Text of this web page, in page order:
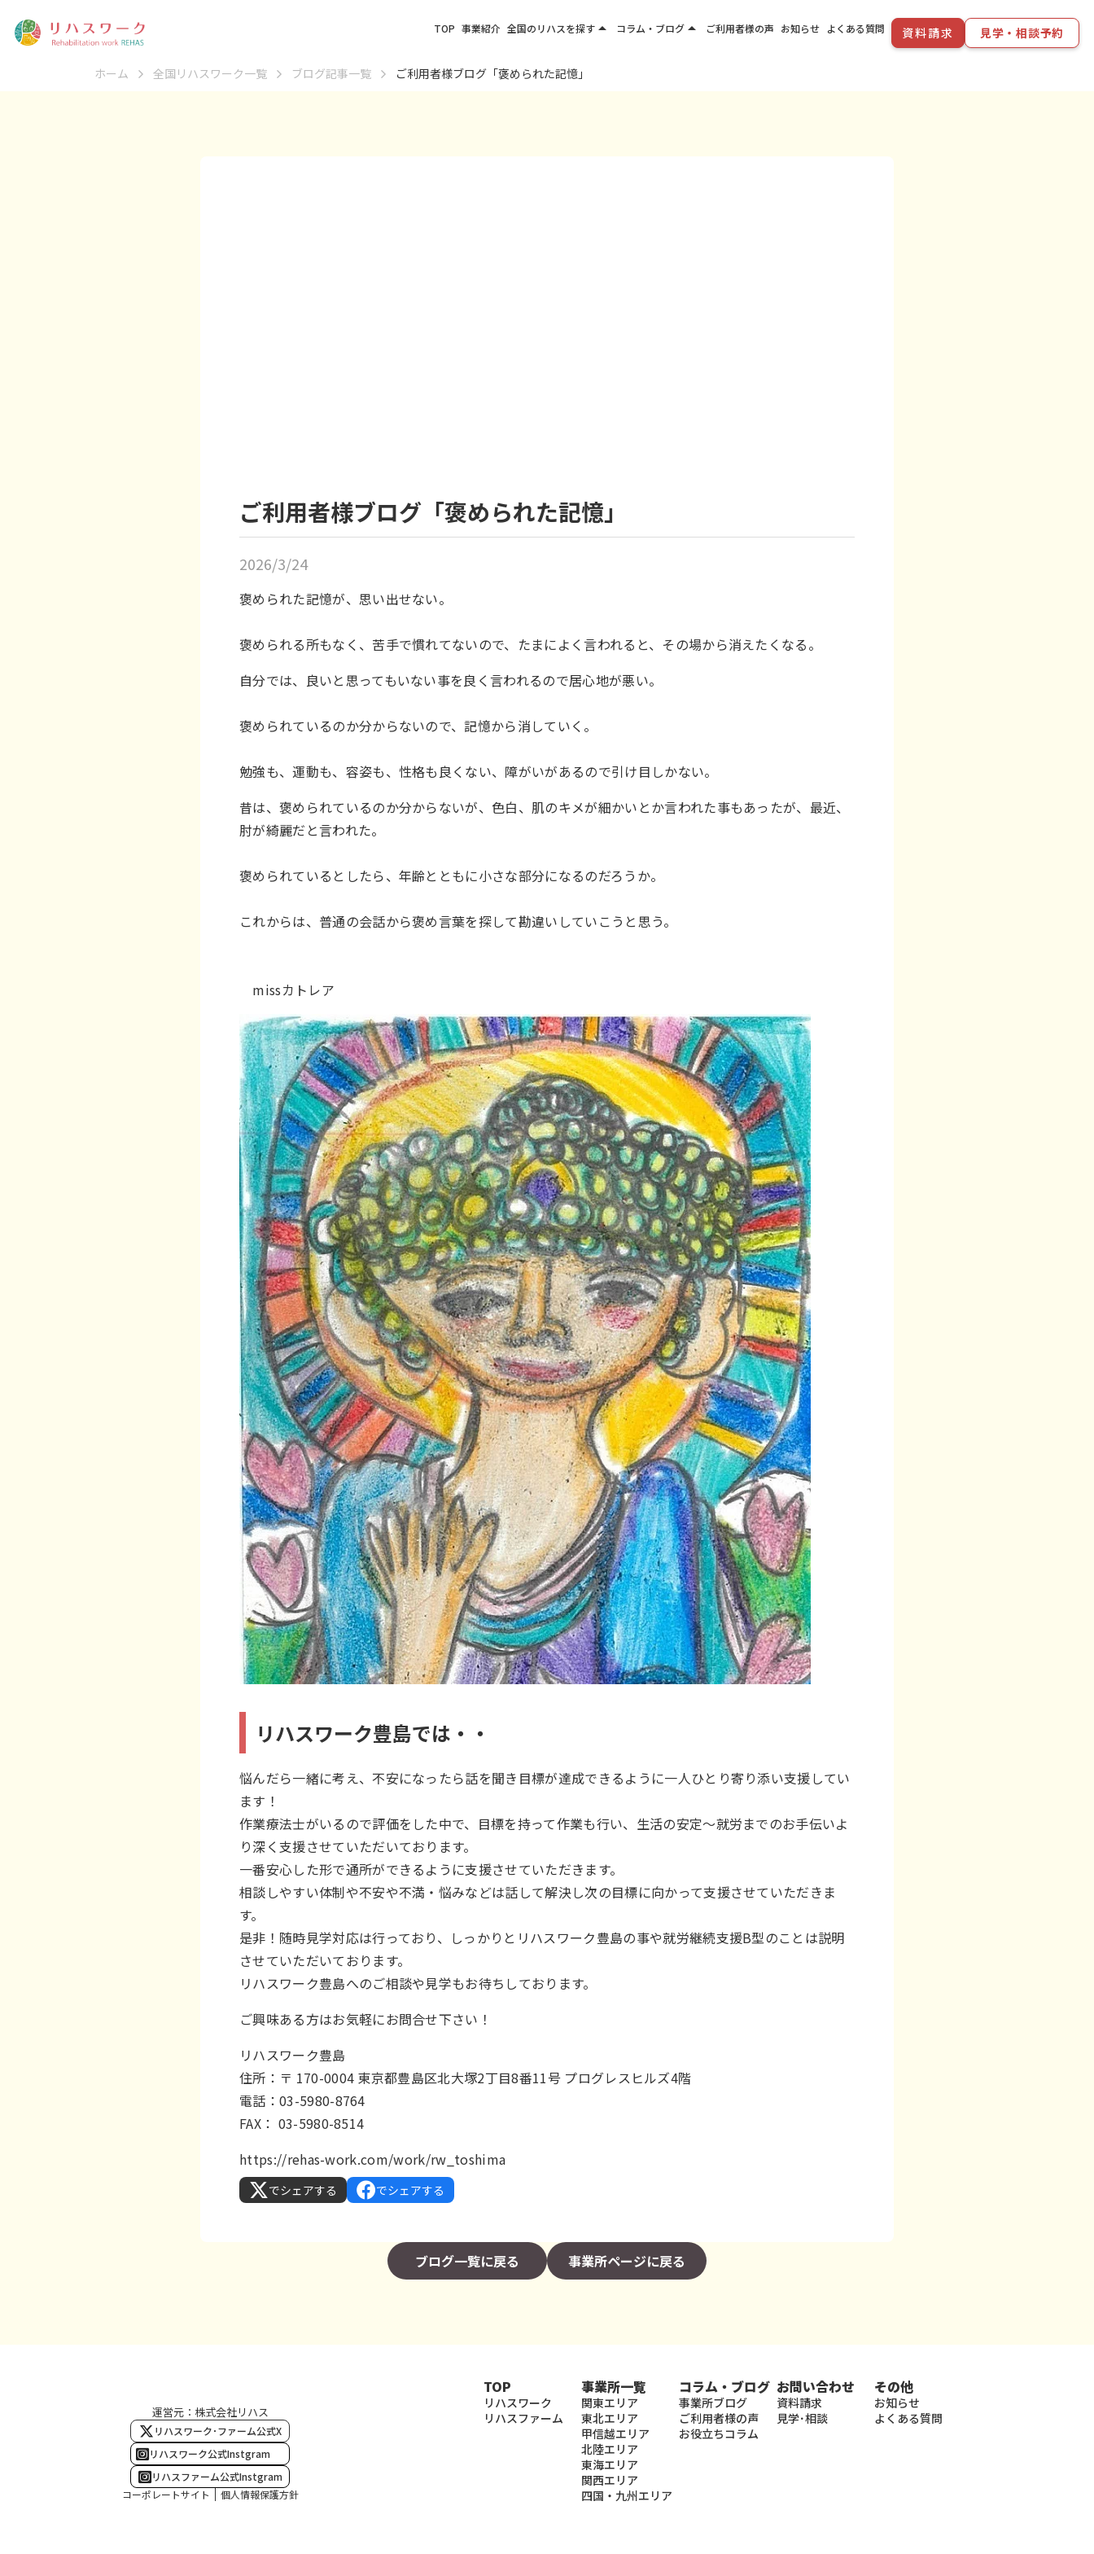
ホーム 全国リハスワーク一覧 ブログ記事一覧 ご利用者様ブログ「褒められた記憶」
ご利用者様ブログ「褒められた記憶」
2026/3/24
褒められた記憶が、思い出せない。
褒められる所もなく、苦手で慣れてないので、たまによく言われると、その場から消えたくなる。
自分では、良いと思ってもいない事を良く言われるので居心地が悪い。
褒められているのか分からないので、記憶から消していく。
勉強も、運動も、容姿も、性格も良くない、障がいがあるので引け目しかない。
昔は、褒められているのか分からないが、色白、肌のキメが細かいとか言われた事もあったが、最近、
肘が綺麗だと言われた。
褒められているとしたら、年齢とともに小さな部分になるのだろうか。
これからは、普通の会話から褒め言葉を探して勘違いしていこうと思う。
missカトレア
リハスワーク豊島では・・
悩んだら一緒に考え、不安になったら話を聞き目標が達成できるように一人ひとり寄り添い支援してい
ます！
作業療法士がいるので評価をした中で、目標を持って作業も行い、生活の安定～就労までのお手伝いよ
り深く支援させていただいております。
一番安心した形で通所ができるように支援させていただきます。
相談しやすい体制や不安や不満・悩みなどは話して解決し次の目標に向かって支援させていただきま
す。
是非！随時見学対応は行っており、しっかりとリハスワーク豊島の事や就労継続支援B型のことは説明
させていただいております。
リハスワーク豊島へのご相談や見学もお待ちしております。
ご興味ある方はお気軽にお問合せ下さい！
リハスワーク豊島
住所：〒 170-0004 東京都豊島区北大塚2丁目8番11号 プログレスヒルズ4階
電話：03-5980-8764
FAX： 03-5980-8514
https://rehas-work.com/work/rw_toshima
でシェアする でシェアする
ブログ一覧に戻る 事業所ページに戻る
TOP 事業紹介 全国のリハスを探すarrow_drop_up
東北エリア
コラム・ブログarrow_drop_up ご利用者様の声 お知らせ よくある質問 資料請求 見学・相談予約
運営元：株式会社リハス
リハスワーク･ファーム公式X
リハスワーク公式Instgram
リハスファーム公式Instgram
コーポレートサイト
個人情報保護方針
TOP
リハスワーク
リハスファーム
事業所一覧
関東エリア
東北エリア
甲信越エリア
北陸エリア
東海エリア
関西エリア
四国・九州エリア
コラム・ブログ
事業所ブログ
ご利用者様の声
お役立ちコラム
お問い合わせ
資料請求
見学･相談
その他
お知らせ
よくある質問